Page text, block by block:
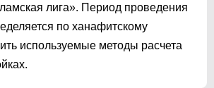
лига». Период проведения
по ханафитскому
используемые методы расчета